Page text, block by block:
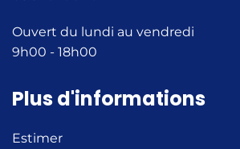
Ouvert du lundi au vendredi
9h00 - 18h00
Plus d'informations
Estimer